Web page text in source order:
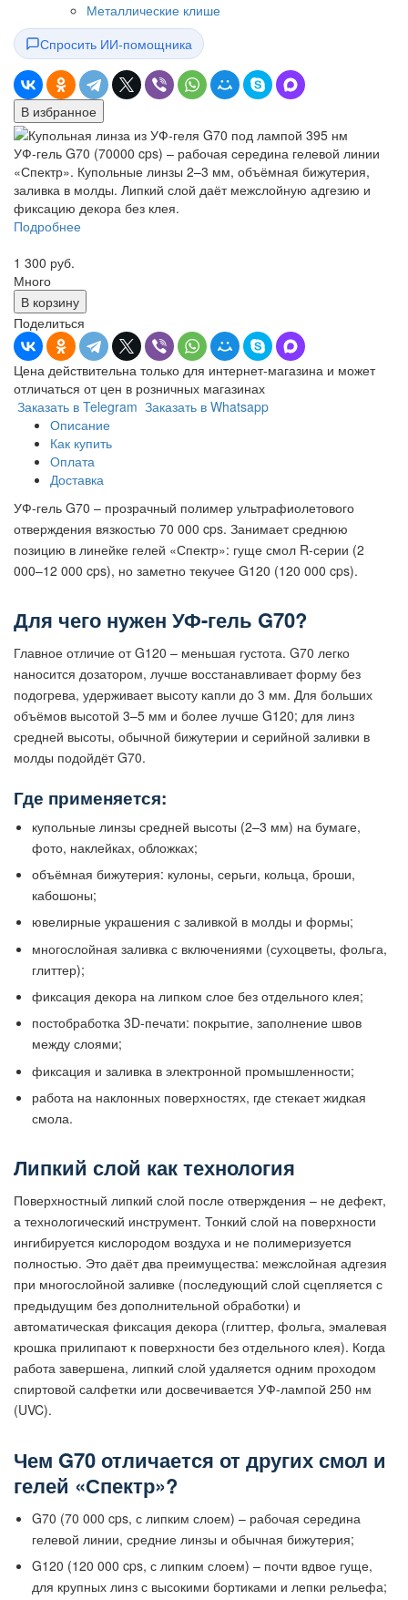
Металлические клише
Спросить ИИ-помощника
В избранное
УФ-гель G70 (70000 cps) – рабочая середина гелевой линии
«Спектр». Купольные линзы 2–3 мм, объёмная бижутерия,
заливка в молды. Липкий слой даёт межслойную адгезию и
фиксацию декора без клея.
Подробнее
1 300 руб.
Много
В корзину
Поделиться
Цена действительна только для интернет-магазина и может
отличаться от цен в розничных магазинах
Заказать в Telegram Заказать в Whatsapp
Описание
Как купить
Оплата
Доставка
УФ-гель G70 – прозрачный полимер ультрафиолетового
отверждения вязкостью 70 000 cps. Занимает среднюю
позицию в линейке гелей «Спектр»: гуще смол R-серии (2
000–12 000 cps), но заметно текучее G120 (120 000 cps).
Для чего нужен УФ-гель G70?
Главное отличие от G120 – меньшая густота. G70 легко
наносится дозатором, лучше восстанавливает форму без
подогрева, удерживает высоту капли до 3 мм. Для больших
объёмов высотой 3–5 мм и более лучше G120; для линз
средней высоты, обычной бижутерии и серийной заливки в
молды подойдёт G70.
Где применяется:
купольные линзы средней высоты (2–3 мм) на бумаге,
фото, наклейках, обложках;
объёмная бижутерия: кулоны, серьги, кольца, броши,
кабошоны;
ювелирные украшения с заливкой в молды и формы;
многослойная заливка с включениями (сухоцветы, фольга,
глиттер);
фиксация декора на липком слое без отдельного клея;
постобработка 3D-печати: покрытие, заполнение швов
между слоями;
фиксация и заливка в электронной промышленности;
работа на наклонных поверхностях, где стекает жидкая
смола.
Липкий слой как технология
Поверхностный липкий слой после отверждения – не дефект,
а технологический инструмент. Тонкий слой на поверхности
ингибируется кислородом воздуха и не полимеризуется
полностью. Это даёт два преимущества: межслойная адгезия
при многослойной заливке (последующий слой сцепляется с
предыдущим без дополнительной обработки) и
автоматическая фиксация декора (глиттер, фольга, эмалевая
крошка прилипают к поверхности без отдельного клея). Когда
работа завершена, липкий слой удаляется одним проходом
спиртовой салфетки или досвечивается УФ-лампой 250 нм
(UVC).
Чем G70 отличается от других смол и
гелей «Спектр»?
G70 (70 000 cps, с липким слоем) – рабочая середина
гелевой линии, средние линзы и обычная бижутерия;
G120 (120 000 cps, с липким слоем) – почти вдвое гуще,
для крупных линз с высокими бортиками и лепки рельефа;